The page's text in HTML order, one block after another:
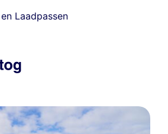
en Laadpassen